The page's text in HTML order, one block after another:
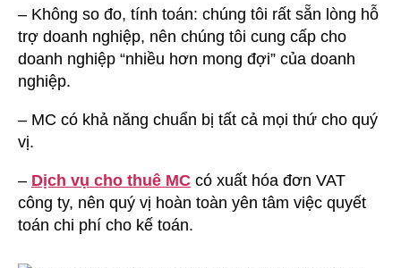
– Không so đo, tính toán: chúng tôi rất sẵn lòng hỗ
trợ doanh nghiệp, nên chúng tôi cung cấp cho
doanh nghiệp “nhiều hơn mong đợi” của doanh
nghiệp.
– MC có khả năng chuẩn bị tất cả mọi thứ cho quý
vị.
– Dịch vụ cho thuê MC có xuất hóa đơn VAT
công ty, nên quý vị hoàn toàn yên tâm việc quyết
toán chi phí cho kế toán.